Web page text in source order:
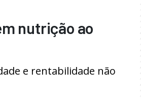
nutrição ao
e rentabilidade não